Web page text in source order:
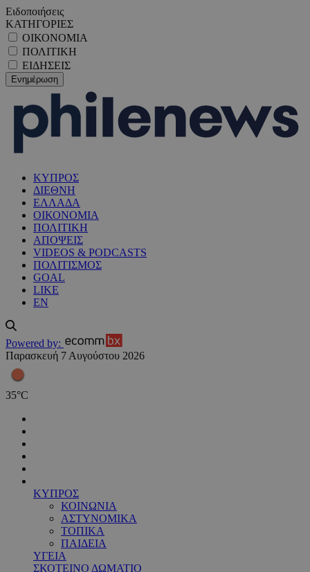
Ειδοποιήσεις
ΚΑΤΗΓΟΡΙΕΣ
ΟΙΚΟΝΟΜΙΑ
ΠΟΛΙΤΙΚΗ
ΕΙΔΗΣΕΙΣ
ΚΥΠΡΟΣ
ΔΙΕΘΝΗ
ΕΛΛΑΔΑ
ΟΙΚΟΝΟΜΙΑ
ΠΟΛΙΤΙΚΗ
ΑΠΟΨΕΙΣ
VIDEOS & PODCASTS
ΠΟΛΙΤΙΣΜΟΣ
GOAL
LIKE
EN
Powered by:
Παρασκευή 7 Αυγούστου 2026
35°C
ΚΥΠΡΟΣ
ΚΟΙΝΩΝΙΑ
ΑΣΤΥΝΟΜΙΚΑ
ΤΟΠΙΚΑ
ΠΑΙΔΕΙΑ
ΥΓΕΙΑ
ΣΚΟΤΕΙΝΟ ΔΩΜΑΤΙΟ